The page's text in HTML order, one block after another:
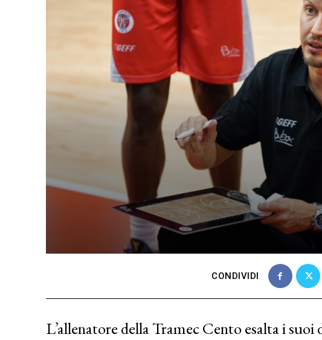
CONDIVIDI
L’allenatore della Tramec Cento esalta i suoi